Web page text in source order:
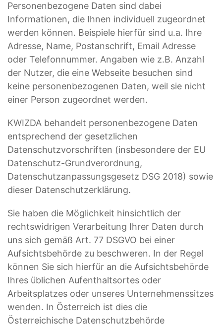
Personenbezogene Daten sind dabei
Informationen, die Ihnen individuell zugeordnet
werden können. Beispiele hierfür sind u.a. Ihre
Adresse, Name, Postanschrift, Email Adresse
oder Telefonnummer. Angaben wie z.B. Anzahl
der Nutzer, die eine Webseite besuchen sind
keine personenbezogenen Daten, weil sie nicht
einer Person zugeordnet werden.
KWIZDA behandelt personenbezogene Daten
entsprechend der gesetzlichen
Datenschutzvorschriften (insbesondere der EU
Datenschutz-Grundverordnung,
Datenschutzanpassungsgesetz DSG 2018) sowie
dieser Datenschutzerklärung.
Sie haben die Möglichkeit hinsichtlich der
rechtswidrigen Verarbeitung Ihrer Daten durch
uns sich gemäß Art. 77 DSGVO bei einer
Aufsichtsbehörde zu beschweren. In der Regel
können Sie sich hierfür an die Aufsichtsbehörde
Ihres üblichen Aufenthaltsortes oder
Arbeitsplatzes oder unseres Unternehmenssitzes
wenden. In Österreich ist dies die
Österreichische Datenschutzbehörde